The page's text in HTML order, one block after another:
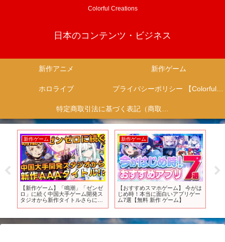
Colorful Creations
日本のコンテンツ・ビジネス
新作アニメ 新作ゲーム
ホロライブ プライバシーポリシー 【Colorful Creation】
特定商取引法に基づく表記（商取引に関する開示）
新作ゲーム
【新作ゲーム】「鳴潮」「ゼンゼ
ロ」に続く中国大手ゲーム開発ス
タジオから新作タイトルさらに新
新作ゲーム
【おすすめスマホゲーム】 今がは
じめ時！本当に面白いアプリゲー
ム7選【無料 新作 ゲーム】